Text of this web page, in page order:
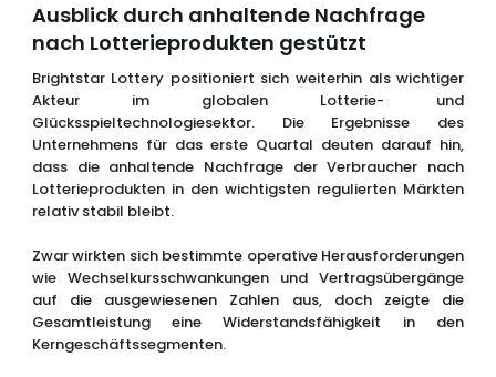
Ausblick durch anhaltende Nachfrage
nach Lotterieprodukten gestützt
Brightstar Lottery positioniert sich weiterhin als wichtiger
Akteur im globalen Lotterie- und
Glücksspieltechnologiesektor. Die Ergebnisse des
Unternehmens für das erste Quartal deuten darauf hin,
dass die anhaltende Nachfrage der Verbraucher nach
Lotterieprodukten in den wichtigsten regulierten Märkten
relativ stabil bleibt.
Zwar wirkten sich bestimmte operative Herausforderungen
wie Wechselkursschwankungen und Vertragsübergänge
auf die ausgewiesenen Zahlen aus, doch zeigte die
Gesamtleistung eine Widerstandsfähigkeit in den
Kerngeschäftssegmenten.